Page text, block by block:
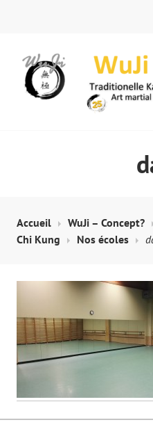
Accueil WuJi – Concept?
Chi Kung
Nos écoles